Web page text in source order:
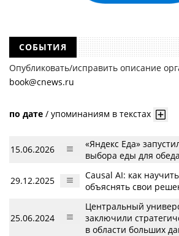
СОБЫТИЯ
Опубликовать/исправить описание
book@cnews.ru
по дате / упоминаниям в текстах
15.06.2026
«Яндекс Еда»
выбора еды для обеда
29.12.2025
Causal AI: как
объяснять свои
25.06.2024
Центральный
заключили
в области больших